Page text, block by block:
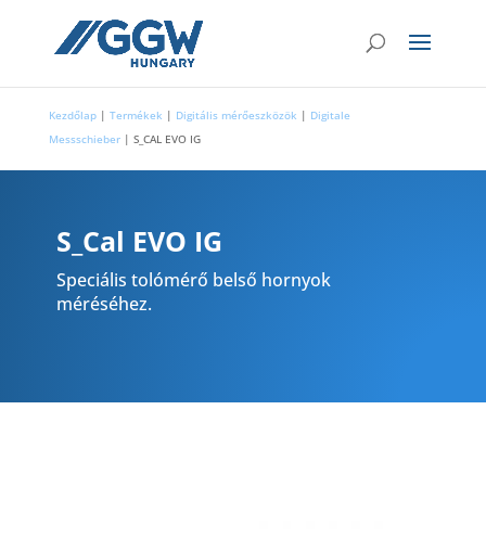
Kezdőlap| Termékek | Digitális mérőeszközök | Digitale
Messschieber| S_CAL EVO IG
S_Cal EVO IG
Speciális tolómérő belső hornyok
méréséhez.